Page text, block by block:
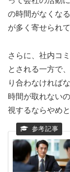
の時間がなくな
が多く寄せられて
さらに、社内コ
とされる一方で
り合わなければ
時間が取れない
視するならやめ